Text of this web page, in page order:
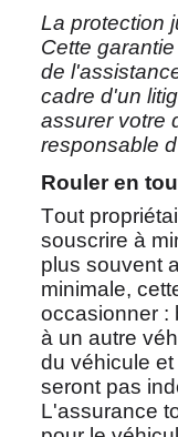
La protection
Cette
de
cadre d'un
assurer votre
responsable
Rouler en
Tout
souscrire à
plus souvent
minimale,
occasionner :
à un autre
du véhicule
seront pas
L'assurance